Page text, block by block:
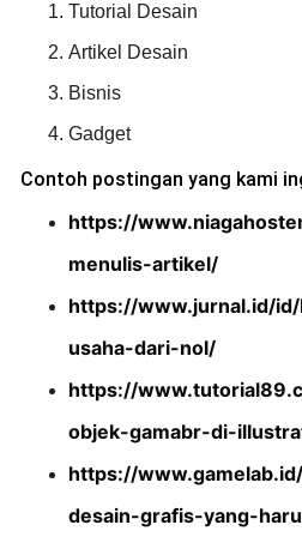
Tutorial Desain
Artikel Desain
Bisnis
Gadget
Contoh postingan yang kami
https://
menulis-artikel/
https://www.jurnal.id/
usaha-dari-nol/
https://
objek-gamabr-di-
https://
desain-grafis-yang-